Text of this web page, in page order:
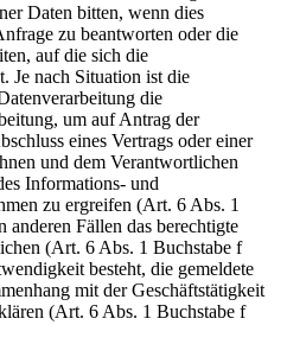
Daten bitten, wenn dies
zu beantworten oder die
auf die sich die
Je nach Situation ist die
die
um auf Antrag der
eines Vertrags oder einer
und dem Verantwortlichen
Informations- und
zu ergreifen (Art. 6 Abs. 1
Fällen das berechtigte
(Art. 6 Abs. 1 Buchstabe f
besteht, die gemeldete
mit der Geschäftstätigkeit
(Art. 6 Abs. 1 Buchstabe f